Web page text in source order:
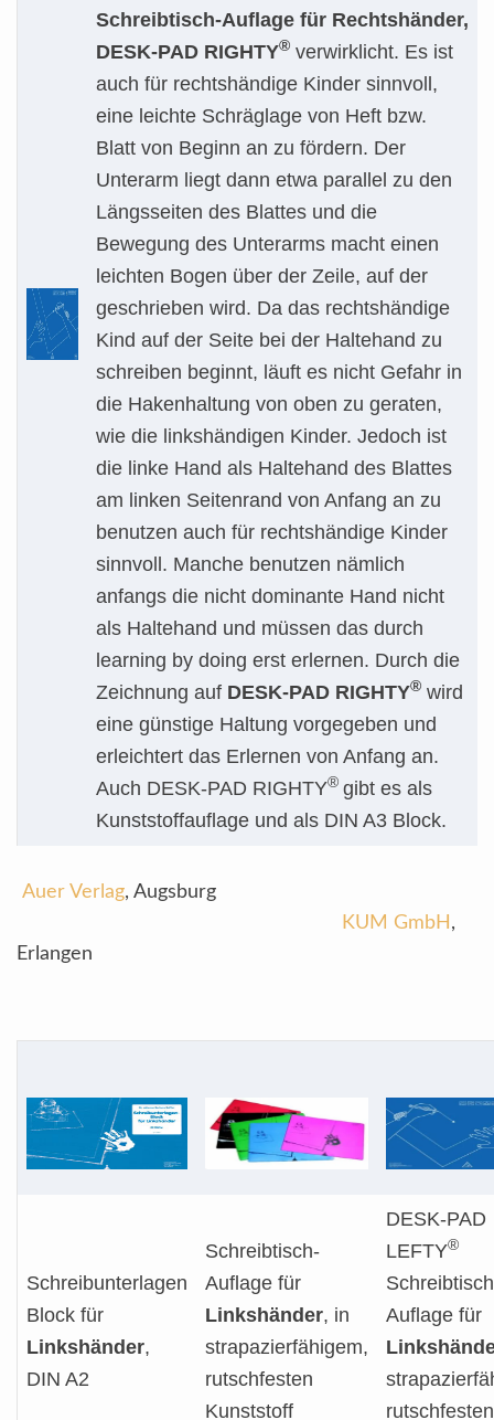
Schreibtisch-Auflage für Rechtshänder,
DESK-PAD RIGHTY® verwirklicht. Es ist
auch für rechtshändige Kinder sinnvoll,
eine leichte Schräglage von Heft bzw.
Blatt von Beginn an zu fördern. Der
Unterarm liegt dann etwa parallel zu den
Längsseiten des Blattes und die
Bewegung des Unterarms macht einen
leichten Bogen über der Zeile, auf der
geschrieben wird. Da das rechtshändige
Kind auf der Seite bei der Haltehand zu
schreiben beginnt, läuft es nicht Gefahr in
die Hakenhaltung von oben zu geraten,
wie die linkshändigen Kinder. Jedoch ist
die linke Hand als Haltehand des Blattes
am linken Seitenrand von Anfang an zu
benutzen auch für rechtshändige Kinder
sinnvoll. Manche benutzen nämlich
anfangs die nicht dominante Hand nicht
als Haltehand und müssen das durch
learning by doing erst erlernen. Durch die
Zeichnung auf DESK-PAD RIGHTY® wird
eine günstige Haltung vorgegeben und
erleichtert das Erlernen von Anfang an.
Auch DESK-PAD RIGHTY® gibt es als
Kunststoffauflage und als DIN A3 Block.
Auer Verlag, Augsburg
KUM GmbH ,
Erlangen
Schreibunterlagen
Block für
Linkshänder,
DIN A2
Schreibtisch-
Auflage für
Linkshänder, in
strapazierfähigem,
rutschfesten
Kunststoff
DESK-PAD
LEFTY®
Auflage für
rutschfesten